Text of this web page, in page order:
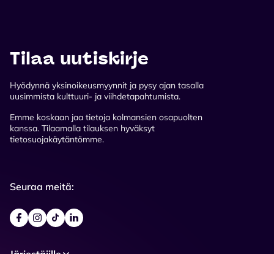
Tilaa uutiskirje
Hyödynnä yksinoikeusmyynnit ja pysy ajan tasalla
uusimmista kulttuuri- ja viihdetapahtumista.
Emme koskaan jaa tietoja kolmansien osapuolten
kanssa. Tilaamalla tilauksen hyväksyt
tietosuojakäytäntömme.
Seuraa meitä: